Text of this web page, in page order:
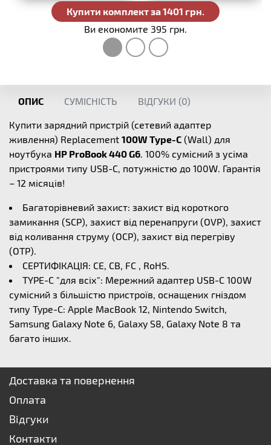
Купити комплект за 1401 грн.
Ви економите 395 грн.
ОПИС СУМІСНІСТЬ ВІДГУКИ (0)
Купити зарядний пристрій (сетевий адаптер
живлення) Replacement 100W Type-C (Wall) для
ноутбука HP ProBook 440 G6. 100% сумісний з усіма
пристроями типу USB-C, потужністю до 100W. Гарантія
– 12 місяців!
Багаторівневий захист: захист від короткого
замикання (SCP), захист від перенапруги (OVP), захист
від коливання струму (OCP), захист від перегріву
(OTP).
СЕРТИФІКАЦІЯ: CE, CB, FC , RoHS.
TYPE-C "для всіх": Мережний адаптер USB-C 100W
сумісний з більшістю пристроїв, оснащених гніздом
типу Type-C: Apple MacBook 12, Nintendo Switch,
Samsung Galaxy Note 6, Galaxy S8, Galaxy Note 8 та
багато інших.
Доставка та повернення
Оплата
Відгуки
Контакти